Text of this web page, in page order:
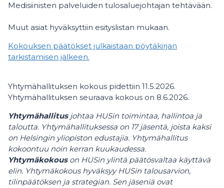
Medisiinisten palveluiden tulosaluejohtajan tehtävään.
Muut asiat hyväksyttiin esityslistan mukaan.
Kokouksen päätökset julkaistaan pöytäkirjan
tarkistamisen jälkeen.
Yhtymähallituksen kokous pidettiin 11.5.2026.
Yhtymähallituksen seuraava kokous on 8.6.2026.
Yhtymähallitusjohtaa HUSin toimintaa, hallintoa ja
taloutta. Yhtymähallituksessa on 17 jäsentä, joista kaksi
on Helsingin yliopiston edustajia. Yhtymähallitus
kokoontuu noin kerran kuukaudessa.
Yhtymäkokouson HUSin ylintä päätösvaltaa käyttävä
elin. Yhtymäkokous hyväksyy HUSin talousarvion,
tilinpäätöksen ja strategian. Sen jäseniä ovat